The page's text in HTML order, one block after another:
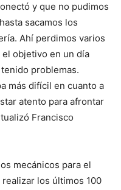
y que no pudimos
sacamos los
Ahí perdimos varios
objetivo en un día
problemas.
más difícil en cuanto a
atento para afrontar
Francisco
mecánicos para el
los últimos 100